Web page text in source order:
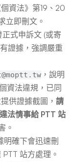
資法》第19、20
立即刪文。
正式申訴文 (或寄
證據，強調嚴重
，說明
資法違規，已同
供證據截圖， 請
法情事給 PTT 站
。
明確下會迅速刪
站方處理。